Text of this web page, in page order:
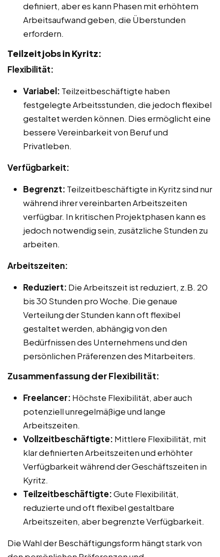
definiert, aber es kann Phasen mit erhöhtem
Arbeitsaufwand geben, die Überstunden
erfordern.
Teilzeitjobs in Kyritz:
Flexibilität:
Variabel: Teilzeitbeschäftigte haben
festgelegte Arbeitsstunden, die jedoch flexibel
gestaltet werden können. Dies ermöglicht eine
bessere Vereinbarkeit von Beruf und
Privatleben.
Verfügbarkeit:
Begrenzt: Teilzeitbeschäftigte in Kyritz sind nur
während ihrer vereinbarten Arbeitszeiten
verfügbar. In kritischen Projektphasen kann es
jedoch notwendig sein, zusätzliche Stunden zu
arbeiten.
Arbeitszeiten:
Reduziert: Die Arbeitszeit ist reduziert, z.B. 20
bis 30 Stunden pro Woche. Die genaue
Verteilung der Stunden kann oft flexibel
gestaltet werden, abhängig von den
Bedürfnissen des Unternehmens und den
persönlichen Präferenzen des Mitarbeiters.
Zusammenfassung der Flexibilität:
Freelancer: Höchste Flexibilität, aber auch
potenziell unregelmäßige und lange
Arbeitszeiten.
Vollzeitbeschäftigte: Mittlere Flexibilität, mit
klar definierten Arbeitszeiten und erhöhter
Verfügbarkeit während der Geschäftszeiten in
Kyritz.
Teilzeitbeschäftigte:Gute Flexibilität,
reduzierte und oft flexibel gestaltbare
Arbeitszeiten, aber begrenzte Verfügbarkeit.
Die Wahl der Beschäftigungsform hängt stark von